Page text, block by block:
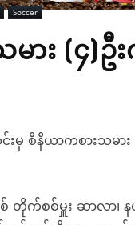
Soccer
ား (၄)
နီယာကစားသမား (
တိုက်စစ်မှူး ဆာလာ၊